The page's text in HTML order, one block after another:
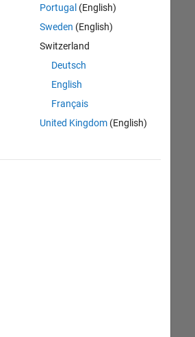
Portugal (English)
Sweden (English)
Switzerland
Deutsch
English
Français
United Kingdom(English)